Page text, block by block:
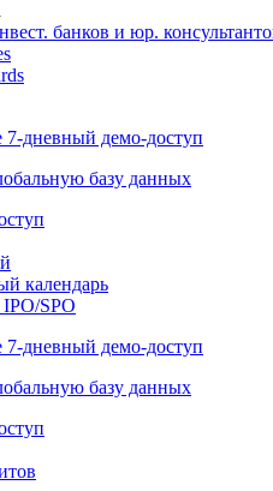
банков и юр. консультантов
7-дневный
базу данных
календарь
SPO
7-дневный
базу данных